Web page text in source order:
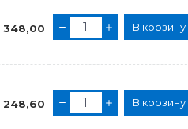
348,00 В корзину
248,60 В корзину